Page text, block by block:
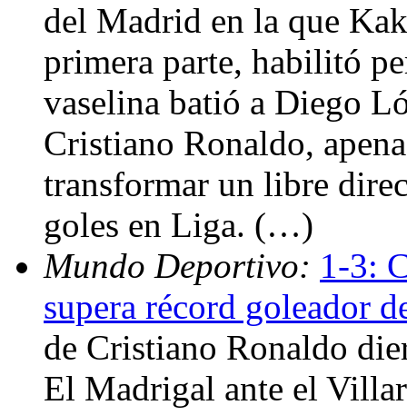
del Madrid en la que
primera parte, habilitó
vaselina batió a Diego
Cristiano Ronaldo,
transformar un libre
goles en Liga. (…)
Mundo Deportivo: 1-3:
supera récord goleador
de Cristiano Ronaldo
El Madrigal ante el